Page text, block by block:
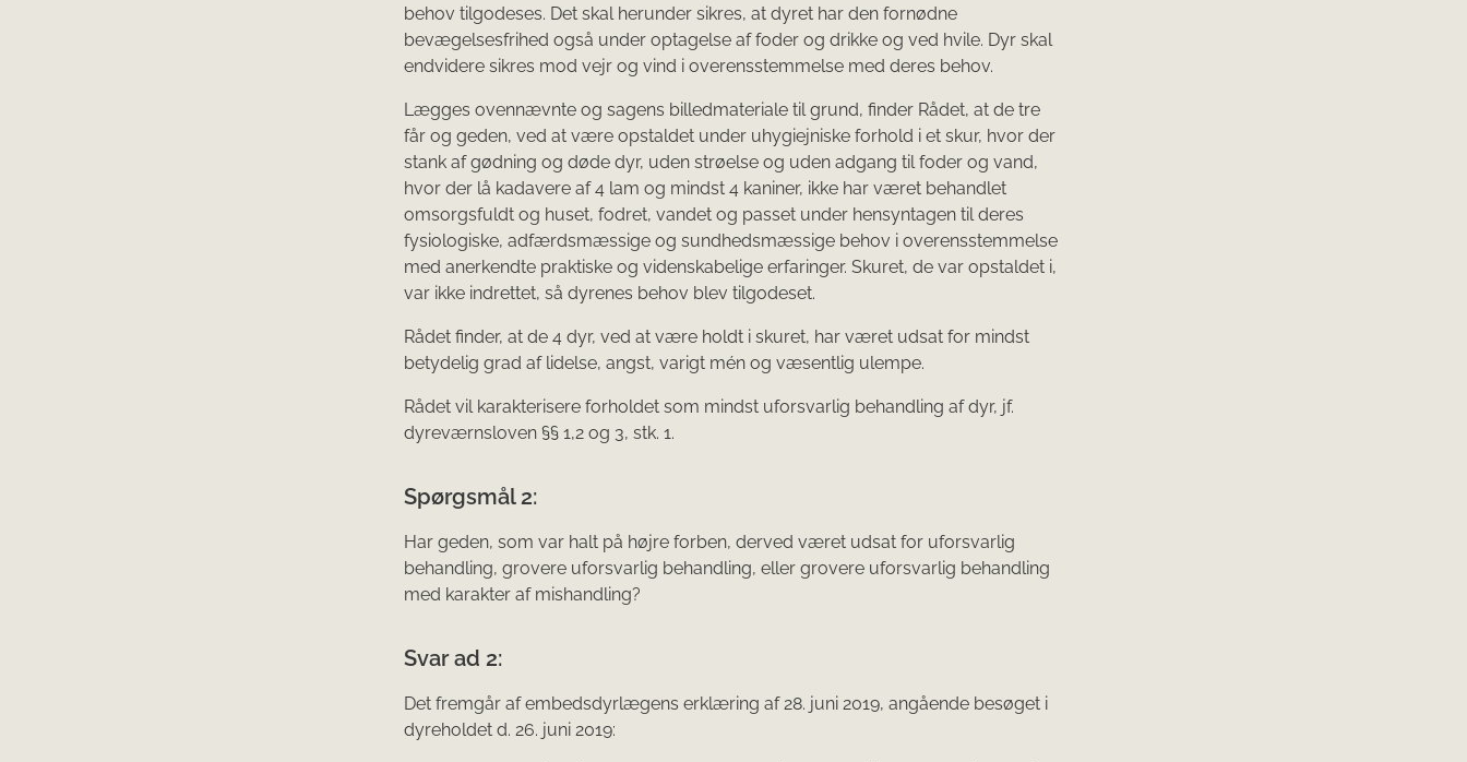
behov tilgodeses. Det skal herunder sikres, at dyret har den fornødne
bevægelsesfrihed også under optagelse af foder og drikke og ved hvile. Dyr skal
endvidere sikres mod vejr og vind i overensstemmelse med deres behov.
Lægges ovennævnte og sagens billedmateriale til grund, finder Rådet, at de tre
får og geden, ved at være opstaldet under uhygiejniske forhold i et skur, hvor der
stank af gødning og døde dyr, uden strøelse og uden adgang til foder og vand,
hvor der lå kadavere af 4 lam og mindst 4 kaniner, ikke har været behandlet
omsorgsfuldt og huset, fodret, vandet og passet under hensyntagen til deres
fysiologiske, adfærdsmæssige og sundhedsmæssige behov i overensstemmelse
med anerkendte praktiske og videnskabelige erfaringer. Skuret, de var opstaldet i,
var ikke indrettet, så dyrenes behov blev tilgodeset.
Rådet finder, at de 4 dyr, ved at være holdt i skuret, har været udsat for mindst
betydelig grad af lidelse, angst, varigt mén og væsentlig ulempe.
Rådet vil karakterisere forholdet som mindst uforsvarlig behandling af dyr, jf.
dyreværnsloven §§ 1,2 og 3, stk. 1.
Spørgsmål 2:
Har geden, som var halt på højre forben, derved været udsat for uforsvarlig
behandling, grovere uforsvarlig behandling, eller grovere uforsvarlig behandling
med karakter af mishandling?
Svar ad 2:
Det fremgår af embedsdyrlægens erklæring af 28. juni 2019, angående besøget i
dyreholdet d. 26. juni 2019: